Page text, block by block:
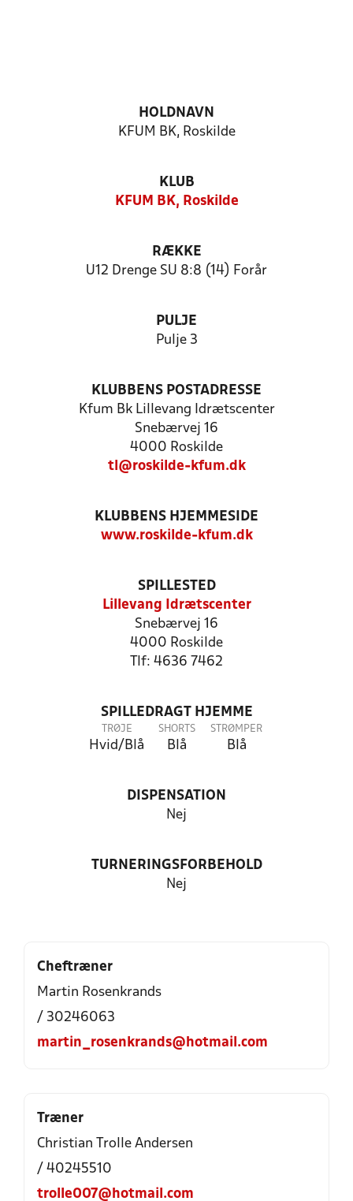
HOLDNAVN
KFUM BK, Roskilde
KLUB
KFUM BK, Roskilde
RÆKKE
U12 Drenge SU 8:8 (14) Forår
PULJE
Pulje 3
KLUBBENS POSTADRESSE
Kfum Bk Lillevang Idrætscenter
Snebærvej 16
4000 Roskilde
tl@roskilde-kfum.dk
KLUBBENS HJEMMESIDE
www.roskilde-kfum.dk
SPILLESTED
Lillevang Idrætscenter
Snebærvej 16
4000 Roskilde
Tlf: 4636 7462
SPILLEDRAGT HJEMME
TRØJE
Hvid/Blå
SHORTS
Blå
STRØMPER
Blå
DISPENSATION
Nej
TURNERINGSFORBEHOLD
Nej
Cheftræner
Martin Rosenkrands
/ 30246063
martin_rosenkrands@hotmail.com
Træner
Christian Trolle Andersen
/ 40245510
trolle007@hotmail.com